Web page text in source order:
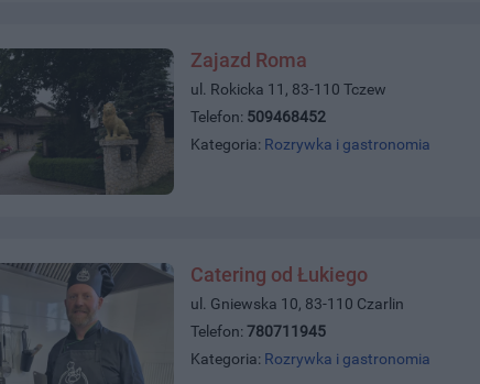
Zajazd Roma
ul. Rokicka 11, 83-110 Tczew
Telefon: 509468452
Kategoria: Rozrywka i gastronomia
Catering od Łukiego
ul. Gniewska 10, 83-110 Czarlin
Telefon:780711945
Kategoria: Rozrywka i gastronomia